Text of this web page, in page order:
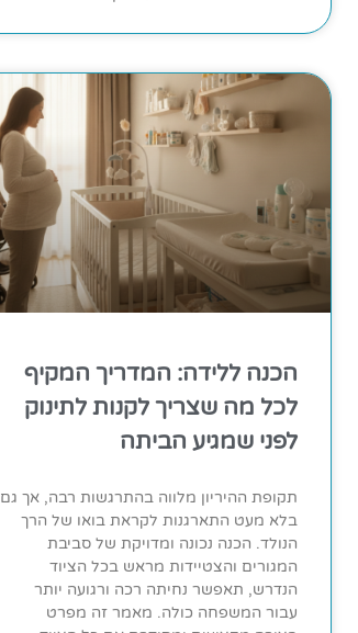
הכנה ללידה: המדריך המקיף
לכל מה שצריך לקנות לתינוק
לפני שמגיע הביתה
תקופת ההיריון מלווה בהתרגשות רבה, אך גם
בלא מעט התארגנות לקראת בואו של הרך
הנולד. הכנה נכונה ומדויקת של סביבת
המגורים והצטיידות מראש בכל הציוד
הנדרש, תאפשר נחיתה רכה ורגועה יותר
עבור המשפחה כולה. מאמר זה מפרט